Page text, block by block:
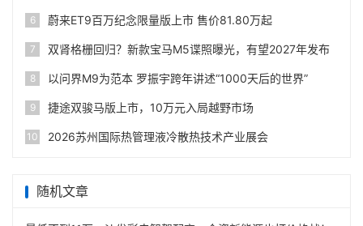
6 蔚来ET9百万纪念限量版上市 售价81.80万起
7 双肾格栅回归？新款宝马M5谍照曝光，有望2027年发布
8 以问界M9为范本 罗振宇跨年讲述“1000天后的世界”
9 捷途双骏马版上市，10万元入局越野市场
10 2026苏州国际热管理液冷散热技术产业展会
随机文章